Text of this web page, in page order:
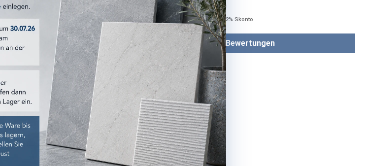
Bei Bezahlung per Vorkasse −2% Skonto
Versandkosten Bewertungen
120x120 cm
Pure
grau